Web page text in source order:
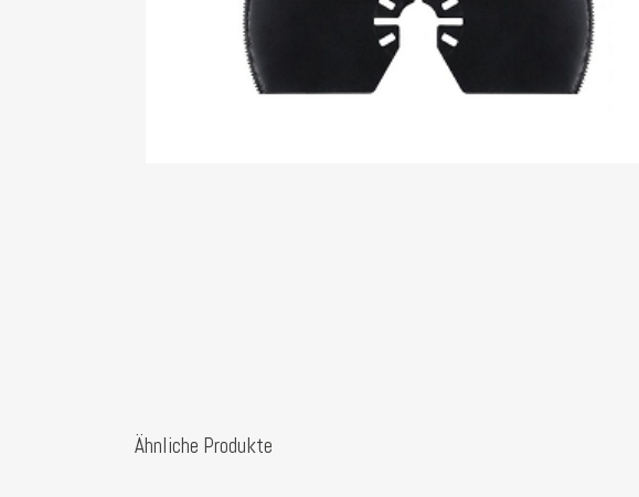
Ähnliche Produkte